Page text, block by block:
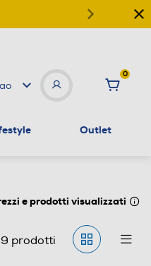
0
Outlet
e prodotti visualizzati
9 prodotti